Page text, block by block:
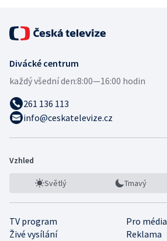
Divácké centrum
každý všední den:8:00—16:00 hodin
261 136 113
info@ceskatelevize.cz
Vzhled
Světlý Tmavý
TV program
Pro média
Živé vysílání
Reklama